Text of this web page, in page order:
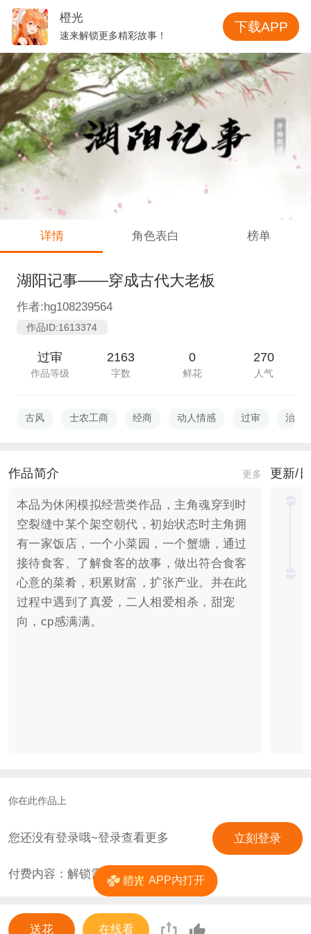
详情 角色表白 榜单
湖阳记事——穿成古代大老板
作者:hg108239564
作品ID:1613374
过审
作品等级
2163
字数
0
鲜花
270
人气
古风 士农工商 经商 动人情感 过审 治愈
作品简介 更多
本品为休闲模拟经营类作品，主角魂穿到时
空裂缝中某个架空朝代，初始状态时主角拥
有一家饭店，一个小菜园，一个蟹塘，通过
接待食客、了解食客的故事，做出符合食客
心意的菜肴，积累财富，扩张产业。并在此
过程中遇到了真爱，二人相爱相杀，甜宠
向，cp感满满。
更新/
你在此作品上
您还没有登录哦~登录查看更多 立刻登录
付费内容：解锁需 0花
送花 在线看
橙光
速来解锁更多精彩故事！
下载APP
APP内打开